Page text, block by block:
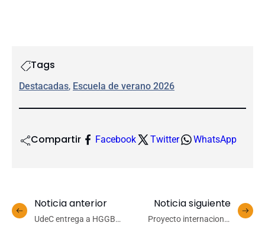
Tags
Destacadas, Escuela de verano 2026
Compartir Facebook Twitter WhatsApp
Noticia anterior
UdeC entrega a HGGB
Noticia siguiente
Proyecto internacional